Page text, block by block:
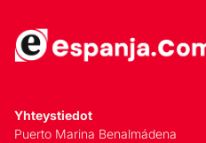
Yhteystiedot
Puerto Marina Benalmádena